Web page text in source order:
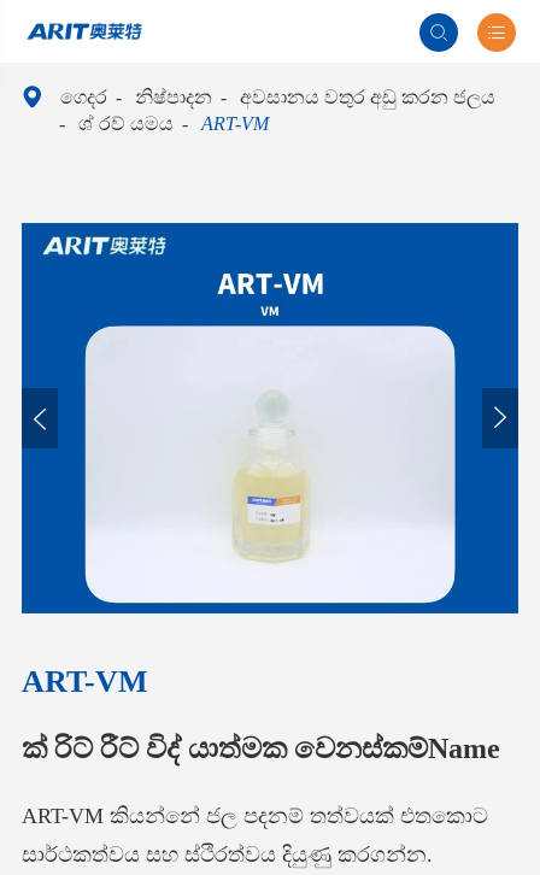
 
 ගෙදර නිෂ්පාදන
අවසානය වතුර අඩු කරන ජලය
ශ් රව් යමය
ART-VM
 
ART-VM
ක් රිට් රීට් විද් යාත්මක වෙනස්කම්Name
ART-VM කියන්නේ ජල පදනම් තත්වයක් එතකොට
සාර්ථකත්වය සහ ස්ථිරත්වය දියුණු කරගන්න.